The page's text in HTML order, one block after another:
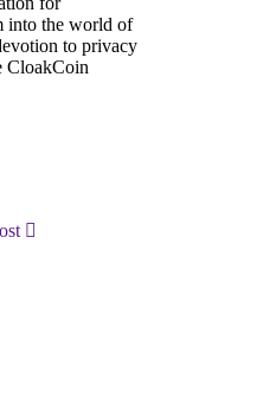
into the world of
to privacy
CloakCoin